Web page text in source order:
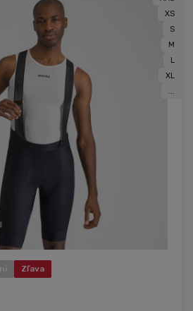
XS
S
M
L
XL
...
Zľava